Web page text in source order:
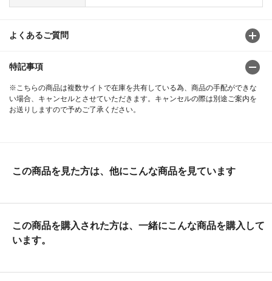
よくあるご質問
特記事項
※こちらの商品は複数サイトで在庫を共有している為、商品の手配ができな
い場合、キャンセルとさせていただきます。キャンセルの際は別途ご案内を
お送りしますので予めご了承ください。
この商品を見た方は、他にこんな商品を見ています
この商品を購入された方は、一緒にこんな商品を購入して
います。